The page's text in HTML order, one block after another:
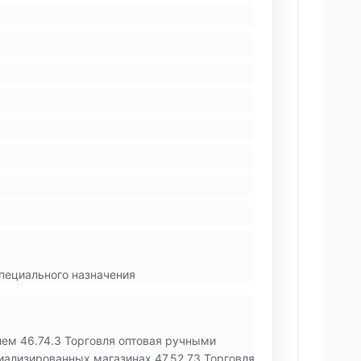
назначения
46.74.3 Торговля оптовая ручными